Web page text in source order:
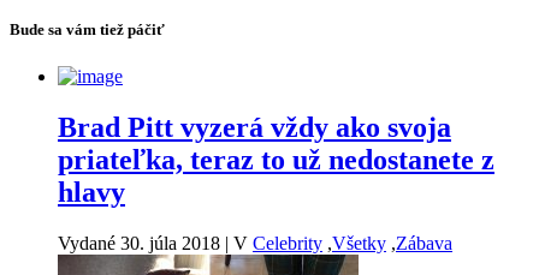
Bude sa vám tiež páčiť
Brad Pitt vyzerá vždy ako svoja
priateľka, teraz to už nedostanete z
hlavy
Vydané 30. júla 2018 | V Celebrity ,Všetky ,Zábava